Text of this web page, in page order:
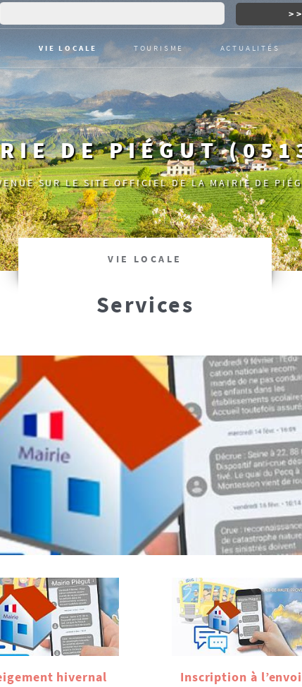
DE PIÉGUT
SUR LE SITE OFFICIEL DE LA MAIRIE DE
VIE LOCALE TOURISME ACTUALITÉS
VIE LOCALE
Services
hivernal
Inscription à